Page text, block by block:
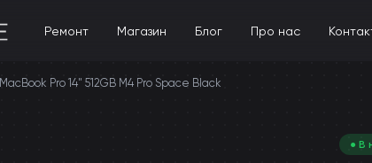
Ремонт Магазин Блог Про нас
MacBook Pro 14" 512GB M4 Pro Space Black
● В